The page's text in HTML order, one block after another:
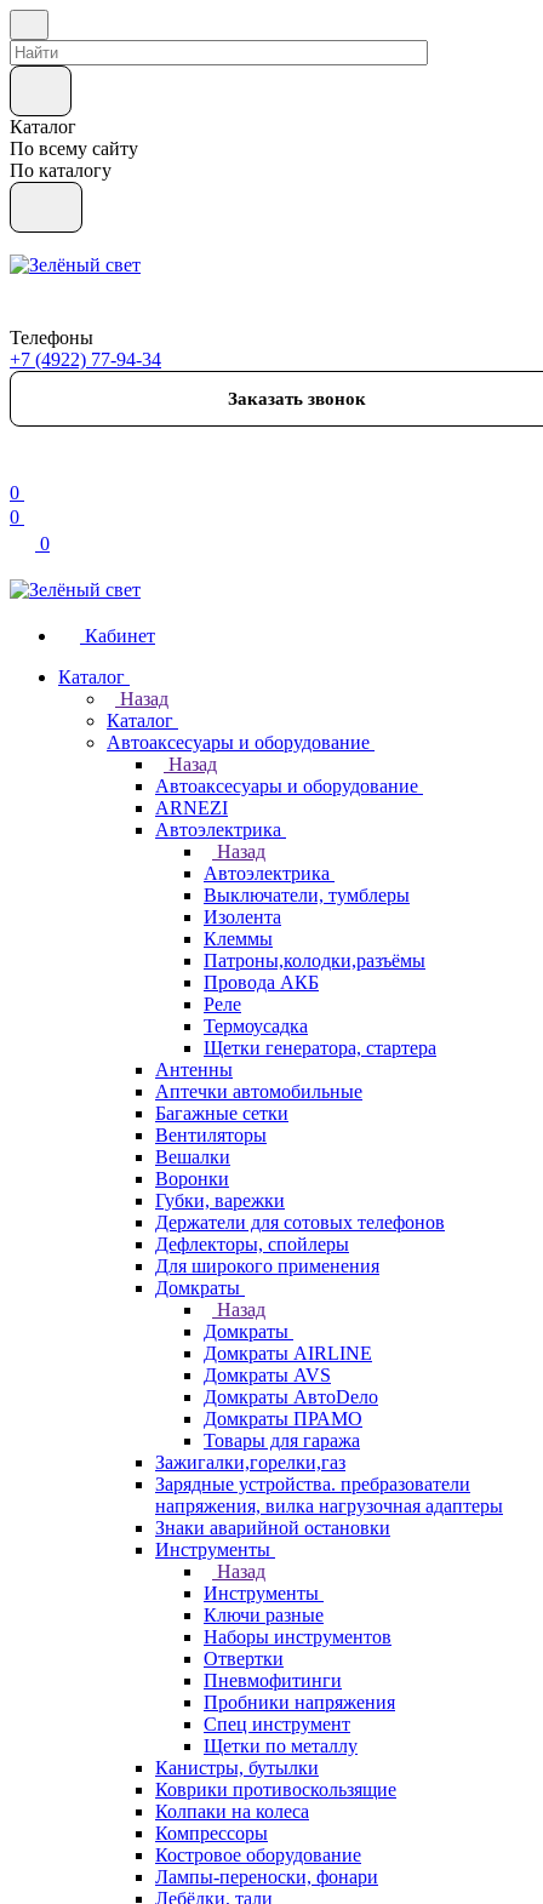
Каталог
По всему сайту
По каталогу
Телефоны
+7 (4922) 77-94-34
Заказать звонок
0
0
0
Кабинет
Каталог
Назад
Каталог
Автоаксесуары и оборудование
Назад
Автоаксесуары и оборудование
ARNEZI
Автоэлектрика
Назад
Автоэлектрика
Выключатели, тумблеры
Изолента
Клеммы
Патроны,колодки,разъёмы
Провода АКБ
Реле
Термоусадка
Щетки генератора, стартера
Антенны
Аптечки автомобильные
Багажные сетки
Вентиляторы
Вешалки
Воронки
Губки, варежки
Держатели для сотовых телефонов
Дефлекторы, спойлеры
Для широкого применения
Домкраты
Назад
Домкраты
Домкраты AIRLINE
Домкраты AVS
Домкраты АвтоDело
Домкраты ПРАМО
Товары для гаража
Зажигалки,горелки,газ
Зарядные устройства. пребразователи
напряжения, вилка нагрузочная адаптеры
Знаки аварийной остановки
Инструменты
Назад
Инструменты
Ключи разные
Наборы инструментов
Отвертки
Пневмофитинги
Пробники напряжения
Спец инструмент
Щетки по металлу
Канистры, бутылки
Коврики противоскользящие
Колпаки на колеса
Компрессоры
Костровое оборудование
Лампы-переноски, фонари
Лебёдки, тали